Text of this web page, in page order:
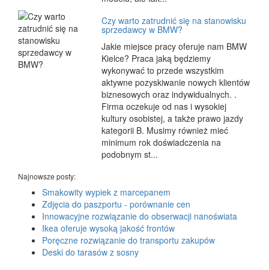
Czy warto zatrudnić się na stanowisku
sprzedawcy w BMW?
Jakie miejsce pracy oferuje nam BMW
Kielce? Praca jaką będziemy
wykonywać to przede wszystkim
aktywne pozyskiwanie nowych klientów
biznesowych oraz indywidualnych. .
Firma oczekuje od nas i wysokiej
kultury osobistej, a także prawo jazdy
kategorii B. Musimy również mieć
minimum rok doświadczenia na
podobnym st...
Najnowsze posty:
Smakowity wypiek z marcepanem
Zdjęcia do paszportu - porównanie cen
Innowacyjne rozwiązanie do obserwacji nanoświata
Ikea oferuje wysoką jakość frontów
Poręczne rozwiązanie do transportu zakupów
Deski do tarasów z sosny